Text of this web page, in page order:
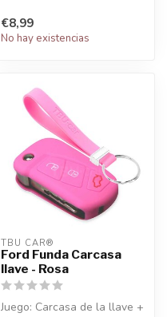
€8,99
No hay existencias
TBU CAR®
Ford Funda Carcasa
llave - Rosa
Juego: Carcasa de la llave +